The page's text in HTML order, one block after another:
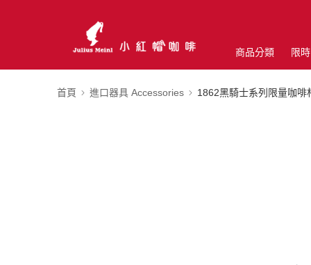
商品分類 限
首頁 進口器具 Accessories 1862黑騎士系列限量咖啡